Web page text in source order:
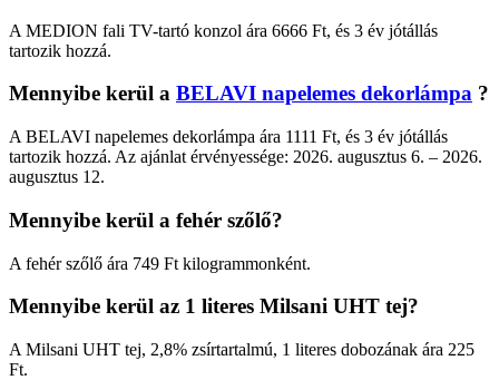
A MEDION fali TV-tartó konzol ára 6666 Ft, és 3 év jótállás
tartozik hozzá.
Mennyibe kerül a BELAVI napelemes dekorlámpa ?
A BELAVI napelemes dekorlámpa ára 1111 Ft, és 3 év jótállás
tartozik hozzá. Az ajánlat érvényessége: 2026. augusztus 6. – 2026.
augusztus 12.
Mennyibe kerül a fehér szőlő?
A fehér szőlő ára 749 Ft kilogrammonként.
Mennyibe kerül az 1 literes Milsani UHT tej?
A Milsani UHT tej, 2,8% zsírtartalmú, 1 literes dobozának ára 225
Ft.